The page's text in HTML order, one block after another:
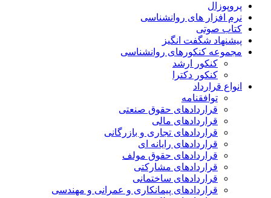
پروپوزال
نرم افزار های روانشناسی
کتاب صوتی
پیشنهاد شگفت انگیز
مجموعه کنکورهای روانشناسی
کنکور ارشد
کنکور دکترا
انواع قرارداد
توافقنامه
قراردادهای حقوق صنعتی
قراردادهای مالی
قراردادهای تجاری و بازرگانی
قراردادهای رایانه ای
قراردادهای حقوق مولف
قراردادهای مشارکتی
قراردادهای ساختمانی
قراردادهای پیمانکاری و عمرانی و مهندسی